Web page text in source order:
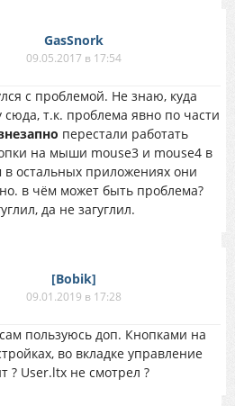
GasSnork
09.05.2017 в 17:54
с проблемой. Не знаю, куда
т.к. проблема явно по части
перестали работать
на мыши mouse3 и mouse4 в
в остальных приложениях они
в чём может быть проблема?
да не загуглил.
[Bobik]
09.01.2019 в 17:28
пользуюсь доп. Кнопками на
во вкладке управление
? User.ltx не смотрел ?